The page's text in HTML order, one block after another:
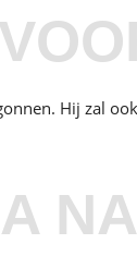
Hij zal